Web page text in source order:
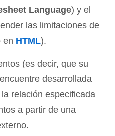
Language) y el
las limitaciones de
en HTML).
(es decir, que su
desarrollada
relación especificada
a partir de una